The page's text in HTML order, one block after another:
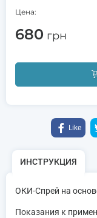
Цена:
680 грн
Like
ИНСТРУКЦИЯ
ОКИ-Спрей на
Показания к